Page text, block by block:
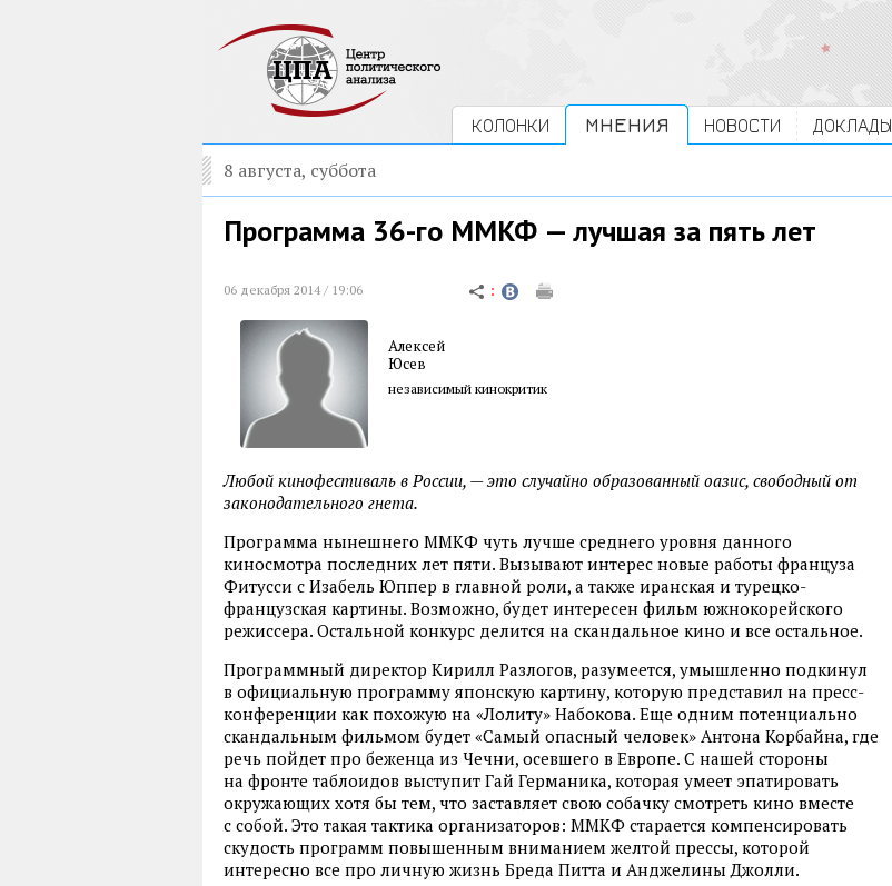
КОЛОНКИ МНЕНИЯ НОВОСТИ ДОКЛАДЫ
8 августа, суббота
Программа 36-го ММКФ — лучшая за пять лет
06 декабря 2014 / 19:06
Алексей
Юсев
независимый кинокритик
Любой кинофестиваль в России, — это случайно образованный оазис, свободный от
законодательного гнета.
Программа нынешнего ММКФ чуть лучше среднего уровня данного
киносмотра последних лет пяти. Вызывают интерес новые работы француза
Фитусси с Изабель Юппер в главной роли, а также иранская и турецко-
французская картины. Возможно, будет интересен фильм южнокорейского
режиссера. Остальной конкурс делится на скандальное кино и все остальное.
Программный директор Кирилл Разлогов, разумеется, умышленно подкинул
в официальную программу японскую картину, которую представил на пресс-
конференции как похожую на «Лолиту» Набокова. Еще одним потенциально
скандальным фильмом будет «Самый опасный человек» Антона Корбайна, где
речь пойдет про беженца из Чечни, осевшего в Европе. С нашей стороны
на фронте таблоидов выступит Гай Германика, которая умеет эпатировать
окружающих хотя бы тем, что заставляет свою собачку смотреть кино вместе
с собой. Это такая тактика организаторов: ММКФ старается компенсировать
скудость программ повышенным вниманием желтой прессы, которой
интересно все про личную жизнь Бреда Питта и Анджелины Джолли.